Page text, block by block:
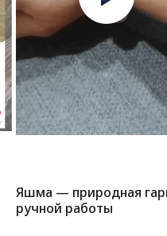
Яшма — природная
ручной работы